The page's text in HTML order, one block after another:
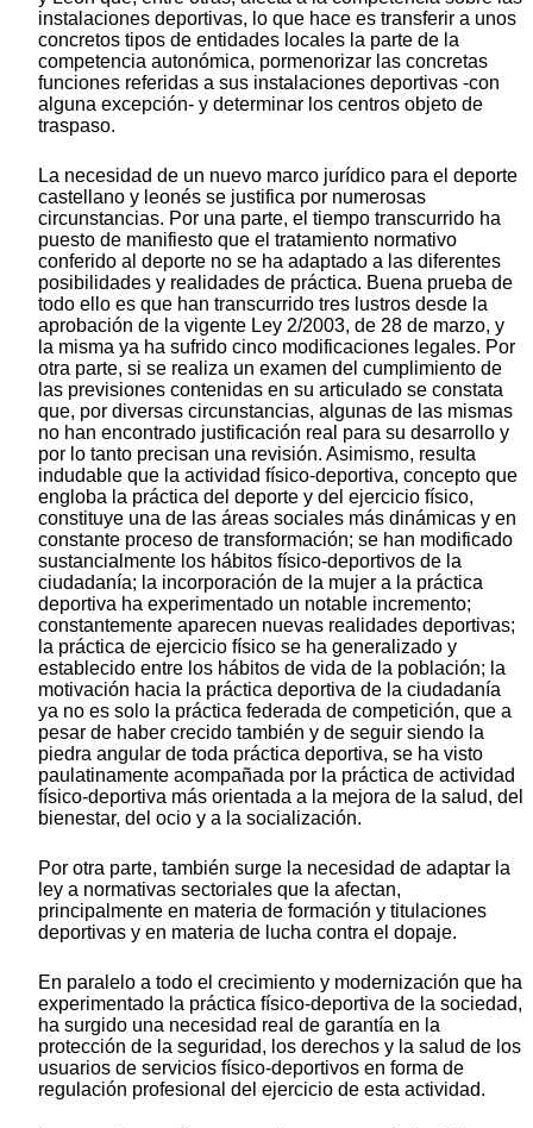
instalaciones deportivas, lo que hace es transferir a unos
concretos tipos de entidades locales la parte de la
competencia autonómica, pormenorizar las concretas
funciones referidas a sus instalaciones deportivas -con
alguna excepción- y determinar los centros objeto de
traspaso.
La necesidad de un nuevo marco jurídico para el deporte
castellano y leonés se justifica por numerosas
circunstancias. Por una parte, el tiempo transcurrido ha
puesto de manifiesto que el tratamiento normativo
conferido al deporte no se ha adaptado a las diferentes
posibilidades y realidades de práctica. Buena prueba de
todo ello es que han transcurrido tres lustros desde la
aprobación de la vigente Ley 2/2003, de 28 de marzo, y
la misma ya ha sufrido cinco modificaciones legales. Por
otra parte, si se realiza un examen del cumplimiento de
las previsiones contenidas en su articulado se constata
que, por diversas circunstancias, algunas de las mismas
no han encontrado justificación real para su desarrollo y
por lo tanto precisan una revisión. Asimismo, resulta
indudable que la actividad físico-deportiva, concepto que
engloba la práctica del deporte y del ejercicio físico,
constituye una de las áreas sociales más dinámicas y en
constante proceso de transformación; se han modificado
sustancialmente los hábitos físico-deportivos de la
ciudadanía; la incorporación de la mujer a la práctica
deportiva ha experimentado un notable incremento;
constantemente aparecen nuevas realidades deportivas;
la práctica de ejercicio físico se ha generalizado y
establecido entre los hábitos de vida de la población; la
motivación hacia la práctica deportiva de la ciudadanía
ya no es solo la práctica federada de competición, que a
pesar de haber crecido también y de seguir siendo la
piedra angular de toda práctica deportiva, se ha visto
paulatinamente acompañada por la práctica de actividad
físico-deportiva más orientada a la mejora de la salud, del
bienestar, del ocio y a la socialización.
Por otra parte, también surge la necesidad de adaptar la
ley a normativas sectoriales que la afectan,
principalmente en materia de formación y titulaciones
deportivas y en materia de lucha contra el dopaje.
En paralelo a todo el crecimiento y modernización que ha
experimentado la práctica físico-deportiva de la sociedad,
ha surgido una necesidad real de garantía en la
protección de la seguridad, los derechos y la salud de los
usuarios de servicios físico-deportivos en forma de
regulación profesional del ejercicio de esta actividad.